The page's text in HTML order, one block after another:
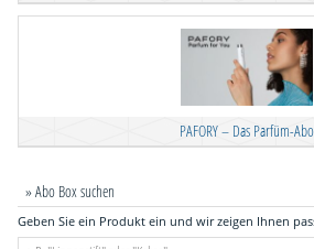
PAFORY – Das Parfüm-Abo
» Abo Box suchen
Geben Sie ein Produkt ein und wir zeigen Ihnen